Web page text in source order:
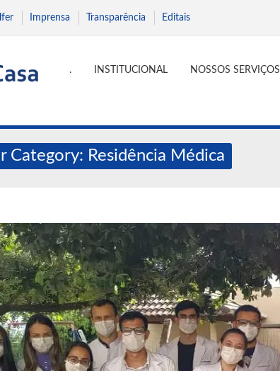
Imprensa Transparência Editais
. INSTITUCIONAL NOSSOS SERVIÇOS
Category: Residência Médica